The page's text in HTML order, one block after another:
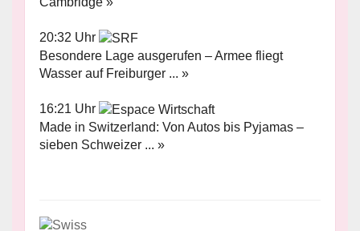
20:32 Uhr
Besondere Lage ausgerufen – Armee fliegt
Wasser auf Freiburger ... »
16:21 Uhr
Made in Switzerland: Von Autos bis Pyjamas –
sieben Schweizer ... »